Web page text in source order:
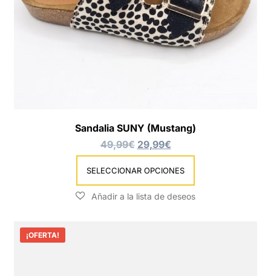
Sandalia SUNY (Mustang)
49,99€ 29,99€
SELECCIONAR OPCIONES
¡OFERTA!